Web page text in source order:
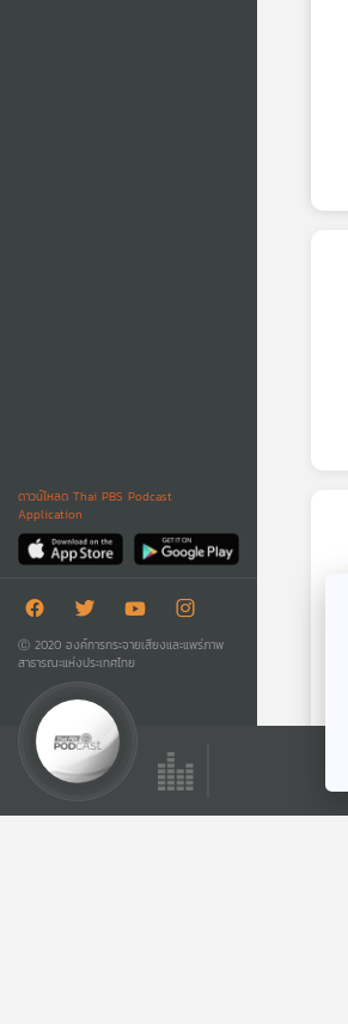
ดาวน์โหลด Thai PBS Podcast
Application
Ⓒ 2020 องค์การกระจายเสียงและแพร่ภาพ
สาธารณะแห่งประเทศไทย